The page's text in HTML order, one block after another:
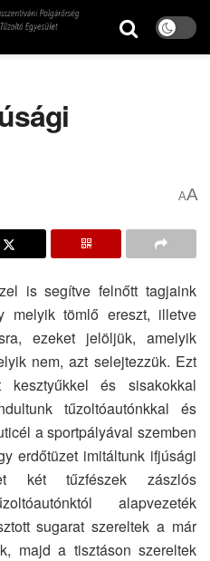
AA
is segítve felnőtt tagjaink
melyik tömlő ereszt, illetve
ezeket jelöljük, amelyik
nem, azt selejtezzük. Ezt
kesztyűkkel és sisakokkal
tűzoltóautónkkal és
a sportpályával szemben
erdőtüzet imitáltunk ifjúsági
két tűzfészek zászlós
alapvezeték
sugarat szereltek a már
majd a tisztáson szereltek